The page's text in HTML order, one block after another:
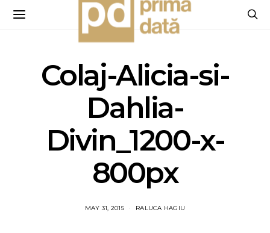
Colaj-Alicia-si-
Dahlia-
Divin_1200-x-
800px
MAY 31, 2015 RALUCA HAGIU